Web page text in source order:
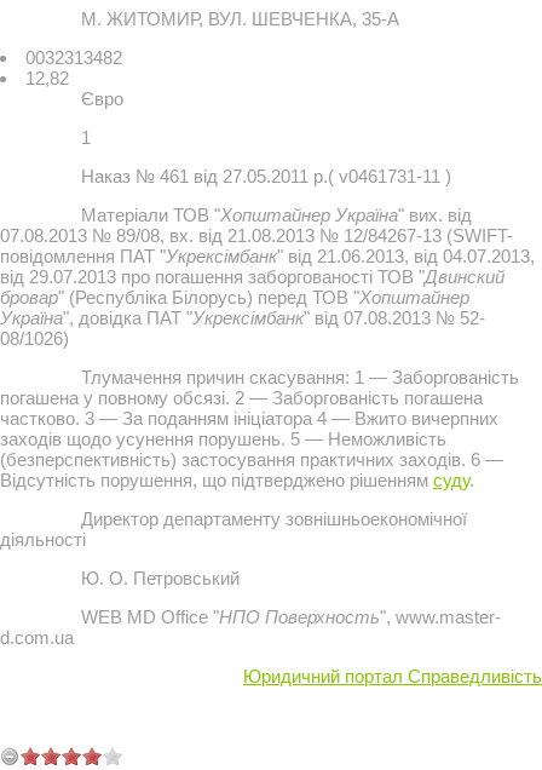
М. ЖИТОМИР, ВУЛ. ШЕВЧЕНКА, 35-А
0032313482
12,82
Євро
1
Наказ № 461 від 27.05.2011 р.( v0461731-11 )
Матеріали ТОВ "Хопштайнер Україна" вих. від
07.08.2013 № 89/08, вх. від 21.08.2013 № 12/84267-13 (SWIFT-
повідомлення ПАТ "Укрексімбанк" від 21.06.2013, від 04.07.2013,
від 29.07.2013 про погашення заборгованості ТОВ "Двинский
бровар" (Республіка Білорусь) перед ТОВ "Хопштайнер
Україна", довідка ПАТ "Укрексімбанк" від 07.08.2013 № 52-
08/1026)
Тлумачення причин скасування: 1 — Заборгованість
погашена у повному обсязі. 2 — Заборгованість погашена
частково. 3 — За поданням ініціатора 4 — Вжито вичерпних
заходів щодо усунення порушень. 5 — Неможливість
(безперспективність) застосування практичних заходів. 6 —
Відсутність порушення, що підтверджено рішенням суду.
Директор департаменту зовнішньоекономічної
діяльності
Ю. О. Петровський
WEB MD Office "НПО Поверхность", www.master-
d.com.ua
Юридичний портал Справедливість